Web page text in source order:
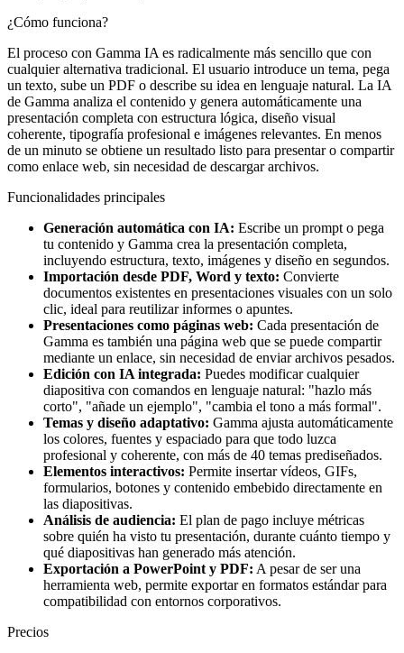
¿Cómo funciona?
El proceso con Gamma IA es radicalmente más sencillo que con
cualquier alternativa tradicional. El usuario introduce un tema, pega
un texto, sube un PDF o describe su idea en lenguaje natural. La IA
de Gamma analiza el contenido y genera automáticamente una
presentación completa con estructura lógica, diseño visual
coherente, tipografía profesional e imágenes relevantes. En menos
de un minuto se obtiene un resultado listo para presentar o compartir
como enlace web, sin necesidad de descargar archivos.
Funcionalidades principales
Generación automática con IA: Escribe un prompt o pega
tu contenido y Gamma crea la presentación completa,
incluyendo estructura, texto, imágenes y diseño en segundos.
Importación desde PDF, Word y texto: Convierte
documentos existentes en presentaciones visuales con un solo
clic, ideal para reutilizar informes o apuntes.
Presentaciones como páginas web: Cada presentación de
Gamma es también una página web que se puede compartir
mediante un enlace, sin necesidad de enviar archivos pesados.
Edición con IA integrada: Puedes modificar cualquier
diapositiva con comandos en lenguaje natural: "hazlo más
corto", "añade un ejemplo", "cambia el tono a más formal".
Temas y diseño adaptativo: Gamma ajusta automáticamente
los colores, fuentes y espaciado para que todo luzca
profesional y coherente, con más de 40 temas prediseñados.
Elementos interactivos: Permite insertar vídeos, GIFs,
formularios, botones y contenido embebido directamente en
las diapositivas.
Análisis de audiencia: El plan de pago incluye métricas
sobre quién ha visto tu presentación, durante cuánto tiempo y
qué diapositivas han generado más atención.
Exportación a PowerPoint y PDF: A pesar de ser una
herramienta web, permite exportar en formatos estándar para
compatibilidad con entornos corporativos.
Precios